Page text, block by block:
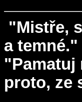
"Mistře,
a temné."
"Pamatuj
proto, ze